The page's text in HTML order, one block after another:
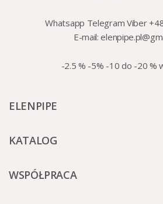
Whatsapp Telegram Viber
E-mail:
-2.5 % -5% -10 do -20 %
ELENPIPE
KATALOG
WSPÓŁPRACA